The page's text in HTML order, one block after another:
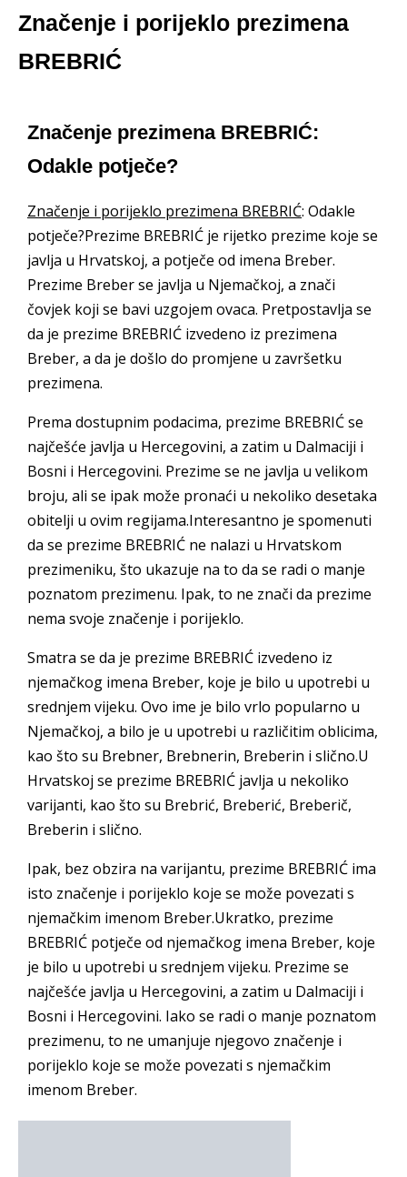
Značenje i porijeklo prezimena
BREBRIĆ
Značenje prezimena BREBRIĆ:
Odakle potječe?
Značenje i porijeklo prezimena BREBRIĆ: Odakle
potječe?Prezime BREBRIĆ je rijetko prezime koje se
javlja u Hrvatskoj, a potječe od imena Breber.
Prezime Breber se javlja u Njemačkoj, a znači
čovjek koji se bavi uzgojem ovaca. Pretpostavlja se
da je prezime BREBRIĆ izvedeno iz prezimena
Breber, a da je došlo do promjene u završetku
prezimena.
Prema dostupnim podacima, prezime BREBRIĆ se
najčešće javlja u Hercegovini, a zatim u Dalmaciji i
Bosni i Hercegovini. Prezime se ne javlja u velikom
broju, ali se ipak može pronaći u nekoliko desetaka
obitelji u ovim regijama.Interesantno je spomenuti
da se prezime BREBRIĆ ne nalazi u Hrvatskom
prezimeniku, što ukazuje na to da se radi o manje
poznatom prezimenu. Ipak, to ne znači da prezime
nema svoje značenje i porijeklo.
Smatra se da je prezime BREBRIĆ izvedeno iz
njemačkog imena Breber, koje je bilo u upotrebi u
srednjem vijeku. Ovo ime je bilo vrlo popularno u
Njemačkoj, a bilo je u upotrebi u različitim oblicima,
kao što su Brebner, Brebnerin, Breberin i slično.U
Hrvatskoj se prezime BREBRIĆ javlja u nekoliko
varijanti, kao što su Brebrić, Breberić, Breberič,
Breberin i slično.
Ipak, bez obzira na varijantu, prezime BREBRIĆ ima
isto značenje i porijeklo koje se može povezati s
njemačkim imenom Breber.Ukratko, prezime
BREBRIĆ potječe od njemačkog imena Breber, koje
je bilo u upotrebi u srednjem vijeku. Prezime se
najčešće javlja u Hercegovini, a zatim u Dalmaciji i
Bosni i Hercegovini. Iako se radi o manje poznatom
prezimenu, to ne umanjuje njegovo značenje i
porijeklo koje se može povezati s njemačkim
imenom Breber.